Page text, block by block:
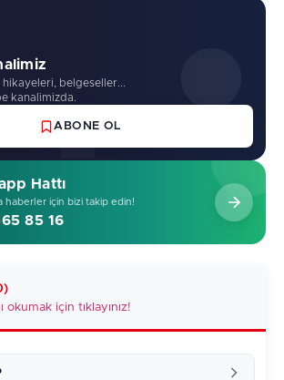
belgeseller...
kanalimizda.
ABONE OL
Hattı
haberler için bizi takip edin!
85 16
okumak için tıklayınız!